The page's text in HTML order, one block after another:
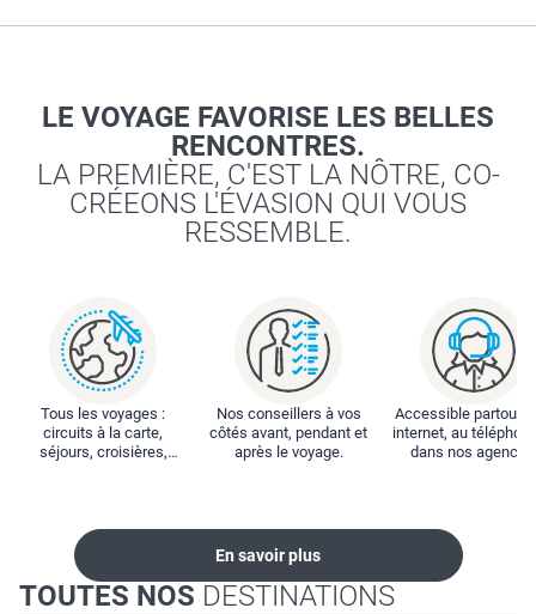
LE VOYAGE FAVORISE LES BELLES
RENCONTRES.
LA PREMIÈRE, C'EST LA NÔTRE, CO-
CRÉEONS L'ÉVASION QUI VOUS
RESSEMBLE.
Tous les voyages :
circuits à la carte,
séjours, croisières,
Nos conseillers à vos
côtés avant, pendant et
après le voyage.
Accessible partout :
internet, au
dans nos
En savoir plus
TOUTES NOS DESTINATIONS